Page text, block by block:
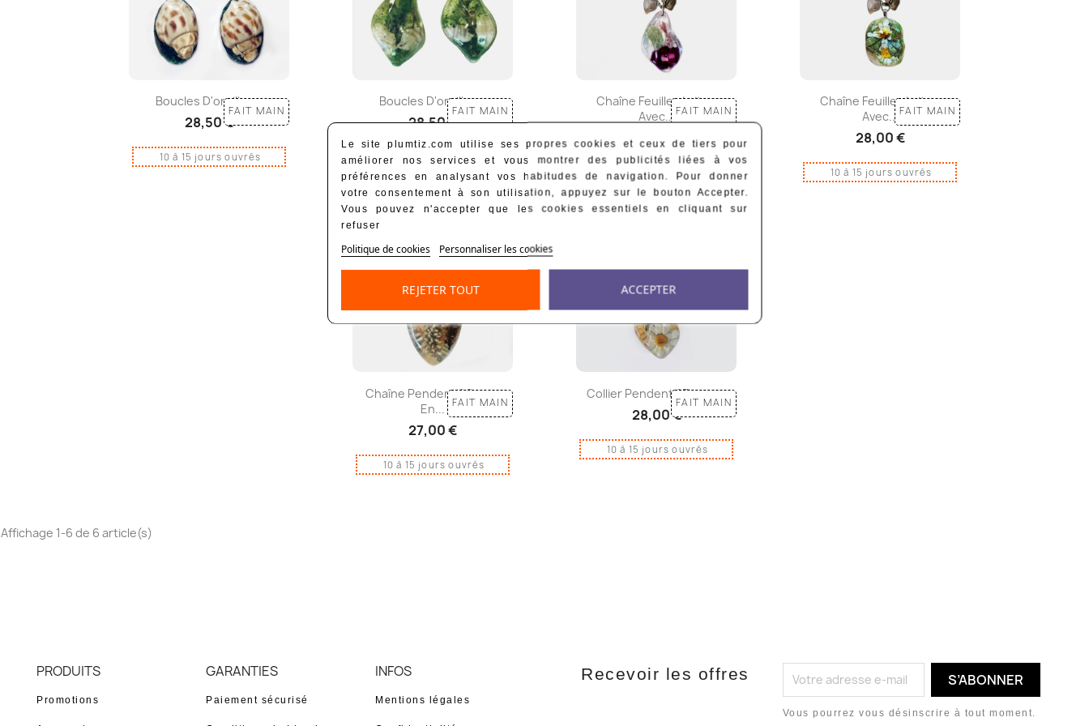
Boucles D'oreilles...
28,50 €
10 à 15 jours ouvrés
FAIT MAIN
Boucles D'oreilles...
28,50 €
10 à 15 jours ouvrés
FAIT MAIN
Chaîne Feuilles Laiton
Avec...
29,00 €
10 à 15 jours ouvrés
FAIT MAIN
Chaîne Feuilles Laiton
Avec...
28,00 €
10 à 15 jours ouvrés
FAIT MAIN
Chaîne Pendentif Coeur
En...
27,00 €
10 à 15 jours ouvrés
FAIT MAIN
Collier Pendentif Fleurs...
28,00 €
10 à 15 jours ouvrés
FAIT MAIN
Affichage 1-6 de 6 article(s)
Le site plumtiz.com utilise ses propres cookies et ceux de tiers pour
améliorer nos services et vous montrer des publicités liées à vos
préférences en analysant vos habitudes de navigation. Pour donner
votre consentement à son utilisation, appuyez sur le bouton Accepter.
Vous pouvez n'accepter que les cookies essentiels en cliquant sur
refuser
Politique de cookies Personnaliser les cookies
REJETER TOUT ACCEPTER
PRODUITS
Promotions
GARANTIES
Paiement sécurisé
INFOS
Mentions légales
Recevoir les offres
Vous pourrez vous désinscrire à tout moment.